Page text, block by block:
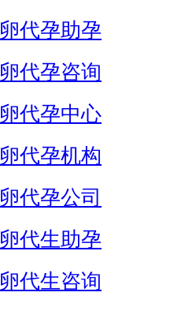
代孕助孕
代孕咨询
代孕中心
代孕机构
代孕公司
代生助孕
代生咨询